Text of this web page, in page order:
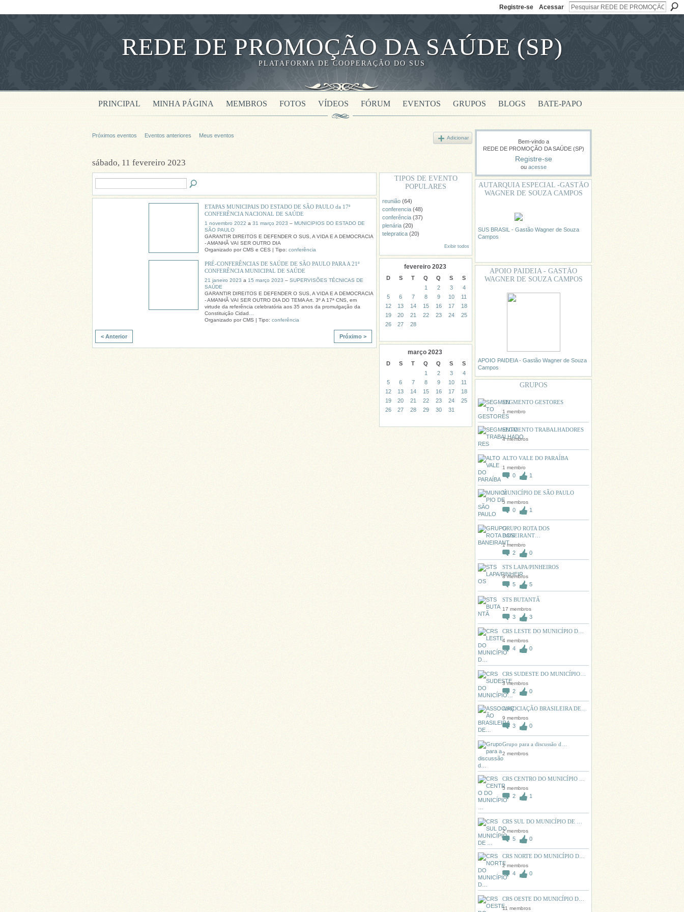
Registre-se Acessar
REDE DE PROMOÇÃO DA SAÚDE (SP)
PLATAFORMA DE COOPERAÇÃO DO SUS
PRINCIPAL MINHA PÁGINA MEMBROS FOTOS VÍDEOS FÓRUM EVENTOS GRUPOS BLOGS BATE-PAPO
Próximos eventos Eventos anteriores Meus eventos Adicionar
sábado, 11 fevereiro 2023
ETAPAS MUNICIPAIS DO ESTADO DE SÃO PAULO da 17ª
CONFERÊNCIA NACIONAL DE SAÚDE
1 novembro 2022 a 31 março 2023 – MUNICIPIOS DO ESTADO DE
SÃO PAULO
GARANTIR DIREITOS E DEFENDER O SUS, A VIDA E A DEMOCRACIA
- AMANHÃ VAI SER OUTRO DIA
Organizado por CMS e CES | Tipo: conferência
PRÉ-CONFERÊNCIAS DE SAÚDE DE SÃO PAULO PARA A 21ª
CONFERÊNCIA MUNICIPAL DE SAÚDE
21 janeiro 2023 a 15 março 2023 – SUPERVISÕES TÉCNICAS DE
SAÚDE
GARANTIR DIREITOS E DEFENDER O SUS, A VIDA E A DEMOCRACIA
- AMANHÃ VAI SER OUTRO DIA DO TEMA Art. 3º A 17ª CNS, em
virtude da referência celebratória aos 35 anos da promulgação da
Constituição Cidad
Organizado por CMS | Tipo: conferência
< Anterior Próximo >
TIPOS DE EVENTO
POPULARES
reunião (64)
conferencia (48)
conferência (37)
plenária (20)
telepratica (20)
Exibir todos
fevereiro 2023
D S T Q Q S
S
1
2 3
4
5
6 7 8 9 10
11
12
13 14 15 16 17
18
19
20 21 22 23 24
25
26
27 28
março 2023
D S T Q Q S
S
1
2 3
4
5
6 7 8 9 10
11
12
13 14 15 16 17
18
19
20 21 22 23 24
25
26
27 28 29 30 31
Bem-vindo a
REDE DE PROMOÇÃO DA SAÚDE (SP)
Registre-se
ou acesse
AUTARQUIA ESPECIAL -GASTÃO
WAGNER DE SOUZA CAMPOS
SUS BRASIL - Gastão Wagner de Souza
Campos
APOIO PAIDEIA - GASTÃO
WAGNER DE SOUZA CAMPOS
APOIO PAIDEIA - Gastão Wagner de Souza
Campos
GRUPOS
SEGMENTO GESTORES
1 membro
SEGMENTO TRABALHADORES
4 membros
ALTO VALE DO PARAÍBA
1 membro
0 1
MUNICÍPIO DE SÃO PAULO
5 membros
0 1
GRUPO ROTA DOS
BANEIRANT…
1 membro
2 0
STS LAPA/PINHEIROS
8 membros
5 5
STS BUTANTÃ
17 membros
3 3
CRS LESTE DO MUNICÍPIO D…
4 membros
4 0
CRS SUDESTE DO MUNICÍPIO…
3 membros
2 0
ASSOCIAÇÃO BRASILEIRA DE…
9 membros
3 0
Grupo para a discussão d…
2 membros
CRS CENTRO DO MUNICÍPIO …
5 membros
2 1
CRS SUL DO MUNICÍPIO DE …
2 membros
5 0
CRS NORTE DO MUNICÍPIO D…
2 membros
4 0
CRS OESTE DO MUNICÍPIO D…
11 membros